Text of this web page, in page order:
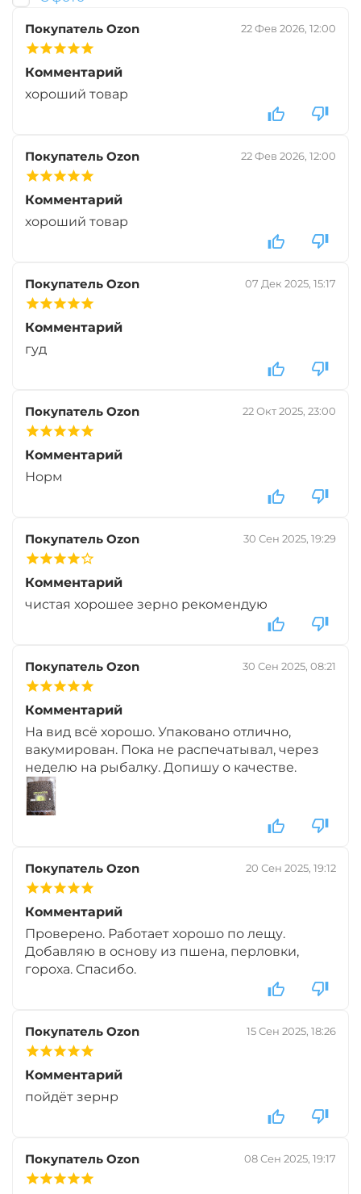
+
Тип зерновых:
+
Тип зерновых: Дробленый тигровый орех
+
Тип зерновых: Целый тигровый орех
Покупатель Ozon 22 Фев 2026, 12:00
Комментарий
хороший товар
Покупатель Ozon 22 Фев 2026, 12:00
Комментарий
хороший товар
Покупатель Ozon 07 Дек 2025, 15:17
Комментарий
гуд
Покупатель Ozon 22 Окт 2025, 23:00
Комментарий
Норм
Покупатель Ozon 30 Сен 2025, 19:29
Комментарий
чистая хорошее зерно рекомендую
Покупатель Ozon 30 Сен 2025, 08:21
Комментарий
На вид всё хорошо. Упаковано отлично,
вакумирован. Пока не распечатывал, через
неделю на рыбалку. Допишу о качестве.
Покупатель Ozon 20 Сен 2025, 19:12
Комментарий
Проверено. Работает хорошо по лещу.
Добавляю в основу из пшена, перловки,
гороха. Спасибо.
Покупатель Ozon 15 Сен 2025, 18:26
Комментарий
пойдёт зернр
Покупатель Ozon 08 Сен 2025, 19:17